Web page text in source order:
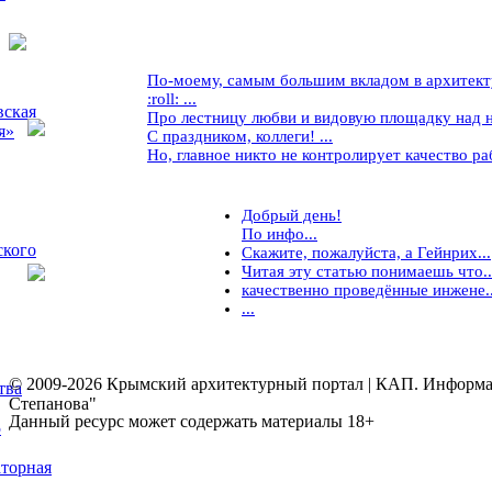
По-моему, самым большим вкладом в
:roll: ...
Про лестницу любви и видовую площадку над
С праздником, коллеги! ...
Но, главное никто не контролирует качество
Добрый день!
По инфо...
Скажите, пожалуйста, а Гейнрих...
Читая эту статью понимаешь
качественно проведённые
...
© 2009-2026 Крымский архитектурный портал | КАП.
Степанова"
Данный ресурс может содержать материалы 18+